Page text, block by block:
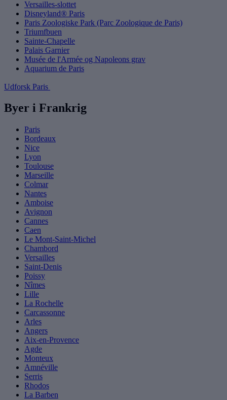
Versailles-slottet
Disneyland® Paris
Paris Zoologiske Park (Parc Zoologique de Paris)
Triumfbuen
Sainte-Chapelle
Palais Garnier
Musée de l'Armée og Napoleons grav
Aquarium de Paris
Udforsk Paris
Byer i Frankrig
Paris
Bordeaux
Nice
Lyon
Toulouse
Marseille
Colmar
Nantes
Amboise
Avignon
Cannes
Caen
Le Mont-Saint-Michel
Chambord
Versailles
Saint-Denis
Poissy
Nîmes
Lille
La Rochelle
Carcassonne
Arles
Angers
Aix-en-Provence
Agde
Monteux
Amnéville
Serris
Rhodos
La Barben